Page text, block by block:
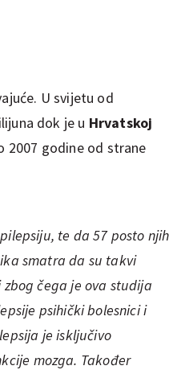
U svijetu od
dok je u Hrvatskoj
2007 godine od strane
te da 57 posto njih
smatra da su takvi
čega je ova studija
psihički bolesnici i
je isključivo
mozga. Također